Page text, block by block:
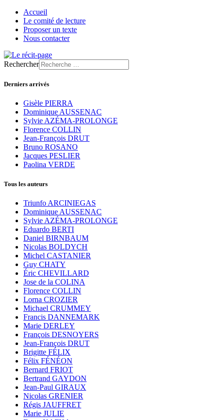
Accueil
Le comité de lecture
Proposer un texte
Nous contacter
Rechercher
Derniers arrivés
Gisèle PIERRA
Dominique AUSSENAC
Sylvie AZÉMA-PROLONGE
Florence COLLIN
Jean-François DRUT
Bruno ROSANO
Jacques PESLIER
Paolina VERDE
Tous les auteurs
Triunfo ARCINIEGAS
Dominique AUSSENAC
Sylvie AZÉMA-PROLONGE
Eduardo BERTI
Daniel BIRNBAUM
Nicolas BOLDYCH
Michel CASTANIER
Guy CHATY
Éric CHEVILLARD
Jose de la COLINA
Florence COLLIN
Lorna CROZIER
Michael CRUMMEY
Francis DANNEMARK
Marie DERLEY
François DESNOYERS
Jean-François DRUT
Brigitte FÉLIX
Félix FÉNÉON
Bernard FRIOT
Bertrand GAYDON
Jean-Paul GIRAUX
Nicolas GRENIER
Régis JAUFFRET
Marie JULIE